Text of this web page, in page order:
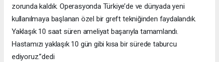
zorunda kaldık. Operasyonda Türkiye’de ve dünyada yeni
kullanılmaya başlanan özel bir greft tekniğinden faydalandık.
Yaklaşık 10 saat süren ameliyat başarıyla tamamlandı.
Hastamızı yaklaşık 10 gün gibi kısa bir sürede taburcu
ediyoruz.”dedi